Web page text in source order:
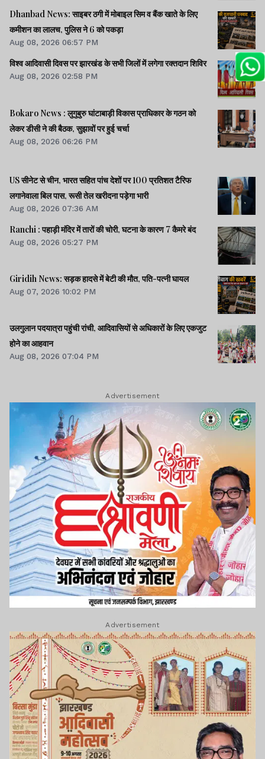
Dhanbad News: साइबर ठगी में मोबाइल सिम व बैंक खाते के लिए
कमीशन का लालच, पुलिस ने 6 को पकड़ा
Aug 08, 2026 06:57 PM
विश्व आदिवासी दिवस पर झारखंड के सभी जिलों में लगेगा रक्तदान शिविर
Aug 08, 2026 02:58 PM
Bokaro News : लुगुबुरु घांटाबाड़ी विकास प्राधिकार के गठन को
लेकर डीसी ने की बैठक, सुझावों पर हुई चर्चा
Aug 08, 2026 06:26 PM
US सीनेट से चीन, भारत सहित पांच देशों पर 100 प्रतिशत टैरिफ
लगानेवाला बिल पास, रूसी तेल खरीदना पड़ेगा भारी
Aug 08, 2026 07:36 AM
Ranchi : पहाड़ी मंदिर में तारों की चोरी, घटना के कारण 7 कैमरे बंद
Aug 08, 2026 05:27 PM
Giridih News: सड़क हादसे में बेटी की मौत, पति-पत्नी घायल
Aug 07, 2026 10:02 PM
उलगुलान पदयात्रा पहुंची रांची, आदिवासियों से अधिकारों के लिए एकजुट
होने का आहवान
Aug 08, 2026 07:04 PM
Advertisement
Advertisement